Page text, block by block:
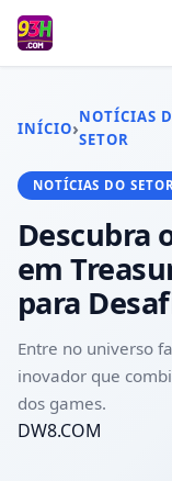
INÍCIO›NOTÍCIAS
SETOR
NOTÍCIAS DO
Descubra
em
para
Entre no universo
inovador que
dos games.
DW8.COM